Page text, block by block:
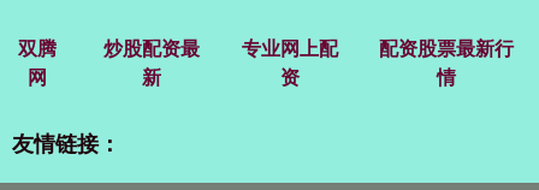
双腾
网
炒股配资最
新
专业网上配
资
配资股票最新行
情
友情链接：